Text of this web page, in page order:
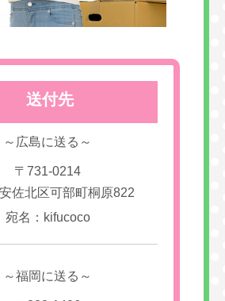
送付先
～広島に送る～
〒731-0214
佐北区可部町桐原822
宛名：kifucoco
～福岡に送る～